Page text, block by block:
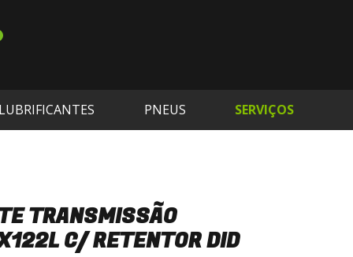
PNEUS SERVIÇOS
TRANSMISSÃO
C/ RETENTOR DID